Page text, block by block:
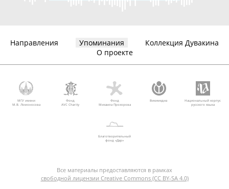
Направления Упоминания
Коллекция Дувакина
О проекте
МГУ имени
М.В. Ломоносова
Фонд
AVC Charity
Фонд
Михаила Прохорова
Викимедиа
Национальный корпус
русского языка
Благотворительный
фонд «Дар»
Все материалы предоставляются в рамках
свободной лицензии Creative Commons (CC BY-SA 4.0)